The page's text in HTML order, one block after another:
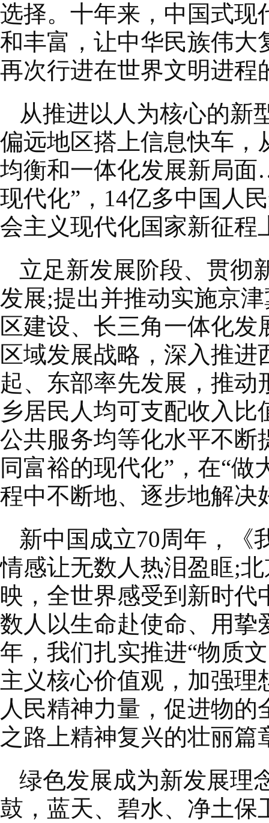
选择。十年来，中国式现
和丰富，让中华民族伟大
再次行进在世界文明进
从推进以人为核心的新
偏远地区搭上信息快车，
均衡和一体化发展新局
现代化”，14亿多中国人
会主义现代化国家新征程
立足新发展阶段、贯彻
发展;提出并推动实施京
区建设、长三角一体化
区域发展战略，深入推
起、东部率先发展，推
乡居民人均可支配收入比
公共服务均等化水平不
同富裕的现代化”，在“做
程中不断地、逐步地解决
新中国成立70周年，《
情感让无数人热泪盈眶;
映，全世界感受到新时
数人以生命赴使命、用
年，我们扎实推进“物质
主义核心价值观，加强
人民精神力量，促进物
之路上精神复兴的壮丽篇
绿色发展成为新发展理
鼓，蓝天、碧水、净土保